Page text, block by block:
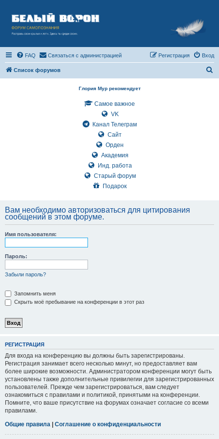
FAQ Связаться с администрацией Вход
Регистрация
Список форумов
Глория Мур рекомендует
Самое важное
VK
Канал Телеграм
Сайт
Орден
Академия
Инд. работа
Старый форум
Подарок
Вам необходимо авторизоваться для цитирования
сообщений в этом форуме.
Имя пользователя:
Пароль:
Забыли пароль?
Запомнить меня
Скрыть моё пребывание на конференции в этот раз
РЕГИСТРАЦИЯ
Для входа на конференцию вы должны быть зарегистрированы.
Регистрация занимает всего несколько минут, но предоставляет вам
более широкие возможности. Администратором конференции могут быть
установлены также дополнительные привилегии для зарегистрированных
пользователей. Прежде чем зарегистрироваться, вам следует
ознакомиться с правилами и политикой, принятыми на конференции.
Помните, что ваше присутствие на форумах означает согласие со всеми
правилами.
Общие правила
Соглашение о конфиденциальности